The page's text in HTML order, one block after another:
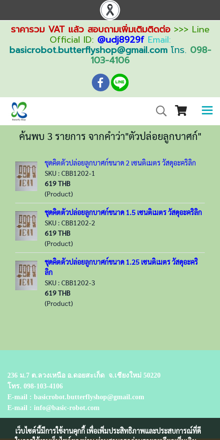
ราคารวม VAT แล้ว สอบถามเพิ่มเติมติดต่อ>>> Line
Official ID: @udj8929f Email:
basicrobot.butterflyshop@gmail.comโทร. 098-
103-4106
ค้นพบ 3 รายการ จากคำว่า"ตัวปล่อยลูกบาศก์"
ชุดคิตตัวปล่อยลูกบาศก์ขนาด 2 เซนติเมตร วัสดุอะคริลิก
SKU : CBB1202-1
619 THB
(Product)
ชุดคิตตัวปล่อยลูกบาศก์ขนาด 1.5 เซนติเมตร วัสดุอะคริลิก
SKU : CBB1202-2
619 THB
(Product)
ชุดคิตตัวปล่อยลูกบาศก์ขนาด 1.25 เซนติเมตร วัสดุอะคริ
ลิก
SKU : CBB1202-3
619 THB
(Product)
236 ม.7 ต.ลวงเหนือ อ.ดอยสะเก็ด จ.เชียงใหม่ 50220
โทร. 098-103-4106
E-mail : basicrobot.butterflyshop@gmail.com
E-mail : info@basic-robot.com
เว็บไซต์นี้มีการใช้งานคุกกี้ เพื่อเพิ่มประสิทธิภาพและประสบการณ์ที่ดี